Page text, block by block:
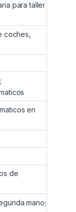
para taller
coches,
en
de
mano;